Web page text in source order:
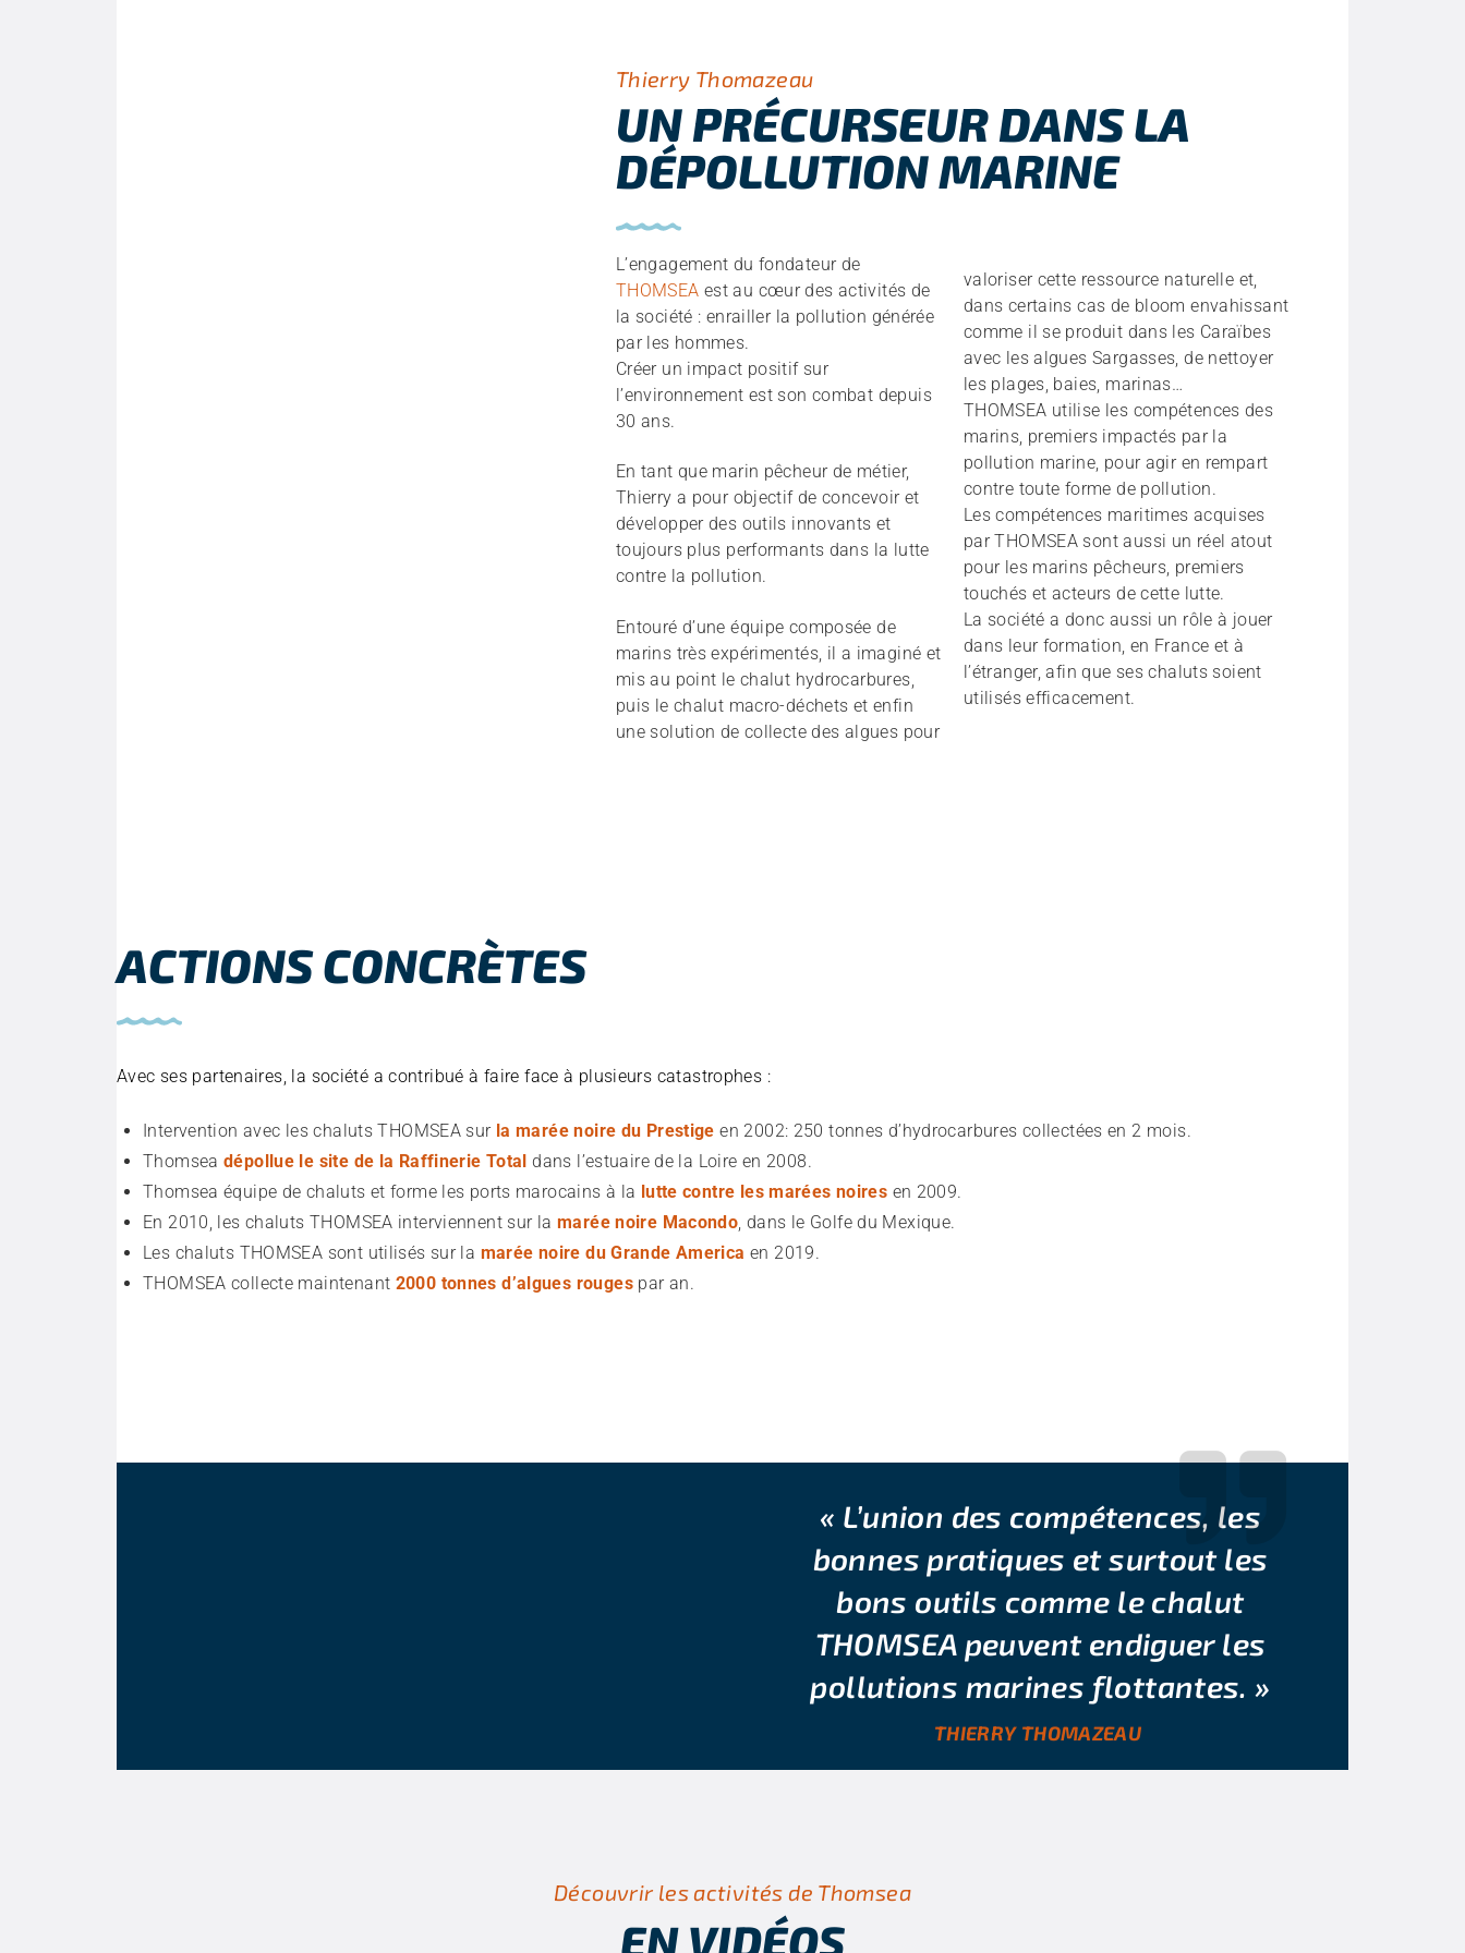
Thierry Thomazeau
UN PRÉCURSEUR DANS LA
DÉPOLLUTION MARINE
L’engagement du fondateur de
THOMSEA est au cœur des activités de
la société : enrailler la pollution générée
par les hommes.
Créer un impact positif sur
l’environnement est son combat depuis
30 ans.
En tant que marin pêcheur de métier,
Thierry a pour objectif de concevoir et
développer des outils innovants et
toujours plus performants dans la lutte
contre la pollution.
Entouré d’une équipe composée de
marins très expérimentés, il a imaginé et
mis au point le chalut hydrocarbures,
puis le chalut macro-déchets et enfin
une solution de collecte des algues pour
valoriser cette ressource naturelle et,
dans certains cas de bloom envahissant
comme il se produit dans les Caraïbes
avec les algues Sargasses, de nettoyer
les plages, baies, marinas…
THOMSEA utilise les compétences des
marins, premiers impactés par la
pollution marine, pour agir en rempart
contre toute forme de pollution.
Les compétences maritimes acquises
par THOMSEA sont aussi un réel atout
pour les marins pêcheurs, premiers
touchés et acteurs de cette lutte.
La société a donc aussi un rôle à jouer
dans leur formation, en France et à
l’étranger, afin que ses chaluts soient
utilisés efficacement.
ACTIONS CONCRÈTES
Avec ses partenaires, la société a contribué à faire face à plusieurs catastrophes :
Intervention avec les chaluts THOMSEA sur la marée noire du Prestige en 2002: 250 tonnes d’hydrocarbures collectées en 2 mois.
Thomseadépollue le site de la Raffinerie Total dans l’estuaire de la Loire en 2008.
Thomsea équipe de chaluts et forme les ports marocains à la lutte contre les marées noires en 2009.
En 2010, les chaluts THOMSEA interviennent sur la marée noire Macondo, dans le Golfe du Mexique.
Les chaluts THOMSEA sont utilisés sur la marée noire du Grande America en 2019.
THOMSEA collecte maintenant 2000 tonnes d’algues rougespar an.
« L’union des compétences, les
bonnes pratiques et surtout les
bons outils comme le chalut
THOMSEA peuvent endiguer les
pollutions marines flottantes. »
THIERRY THOMAZEAU
Découvrir les activités de Thomsea
EN VIDÉOS